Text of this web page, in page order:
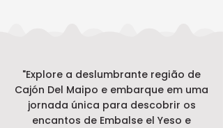
"Explore a deslumbrante região de
Cajón Del Maipo e embarque em uma
jornada única para descobrir os
encantos de Embalse el Yeso e